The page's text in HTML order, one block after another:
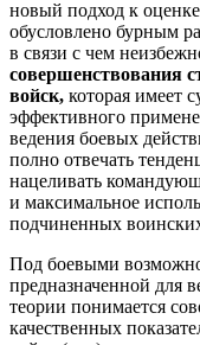
новый подход к
обусловлено бурным
в связи с чем
совершенствования
войск, которая имеет
эффективного
ведения боевых
полно отвечать
нацеливать
и максимальное
подчиненных
Под боевыми
предназначенной для
теории понимается
качественных